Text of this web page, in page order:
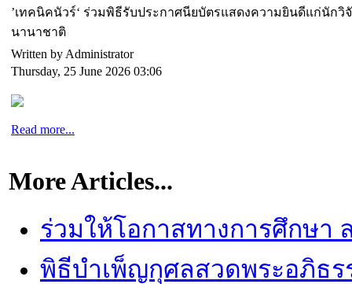
’เทคนิคนัวร์‘ ร่วมพิธีรับประกาศนียบัตรแสดงความยินดีแก่นักวิ
นานาชาติ
Written by Administrator
Thursday, 25 June 2026 03:06
Read more...
More Articles...
ร่วมให้โอกาสทางการศึกษา
พิธีบำเพ็ญกุศลสวดพระอภิธ